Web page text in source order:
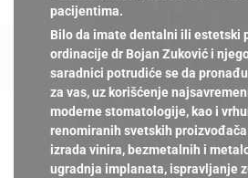
pacijentima.
Bilo da imate dentalni ili estetski
ordinacije dr Bojan Zuković i
saradnici potrudiće se da
za vas, uz korišćenje
moderne stomatologije, kao i
renomiranih svetskih
izrada vinira, bezmetalnih i
ugradnja implanata, ispravljanje